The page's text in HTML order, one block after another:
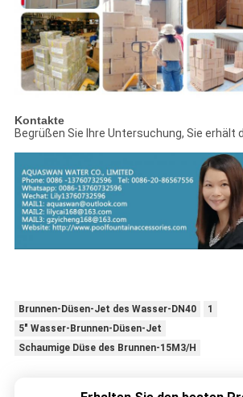
Kontakte
Begrüßen Sie Ihre Untersuchung, Sie erhält
Brunnen-Düsen-Jet des Wasser-DN40
1
5" Wasser-Brunnen-Düsen-Jet
Schaumige Düse des Brunnen-15M3/H